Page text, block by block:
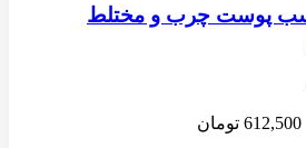
پوست چرب و مختلط
612,500 تومان